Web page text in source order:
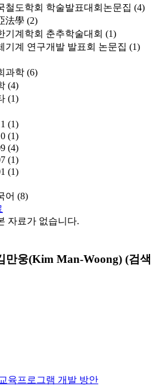
철도학회 학술발표대회논문집 (4)
法學 (2)
기계학회 춘추학술대회 (1)
기계 연구개발 발표회 논문집 (1)
과학 (6)
(4)
(1)
(1)
(1)
(4)
(1)
(1)
어 (8)
자료가 없습니다.
만웅(Kim Man-Woong) (검색
육프로그램 개발 방안